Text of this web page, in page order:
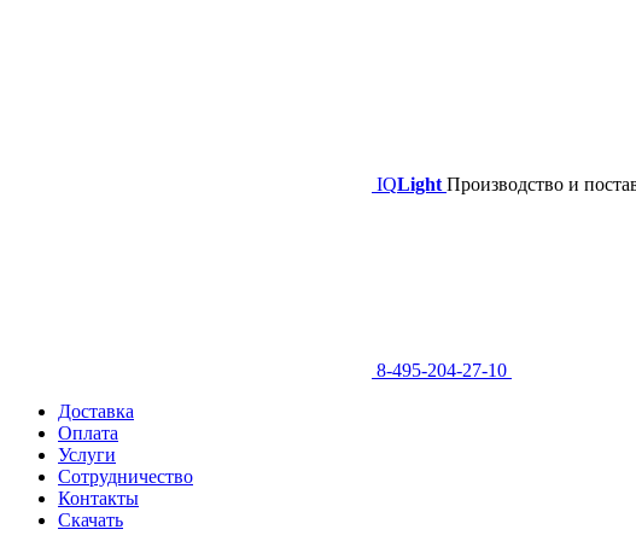
IQLight Производство и
8-495-204-27-10
Доставка
Оплата
Услуги
Сотрудничество
Контакты
Скачать